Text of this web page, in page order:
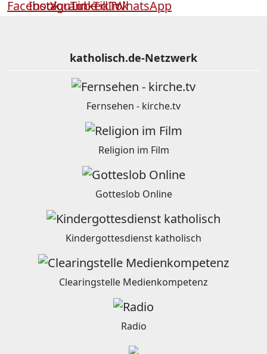
katholisch.de-Netzwerk
Fernsehen - kirche.tv
Religion im Film
Gotteslob Online
Kindergottesdienst katholisch
Clearingstelle Medienkompetenz
Radio